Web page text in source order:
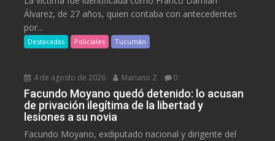
Álvarez, de 27 años, quien contaba con antecedentes
por...
Destacadas Policiales Tucumán
4 de agosto de 2026 Mariano Z 0
Facundo Moyano quedó detenido: lo acusan
de privación ilegítima de la libertad y
lesiones a su novia
Facundo Moyano, exdiputado nacional y dirigente del